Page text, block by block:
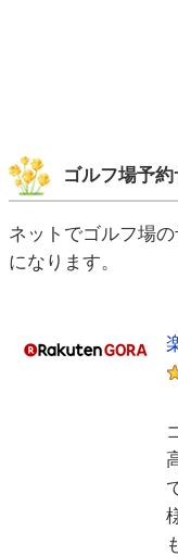
ゴルフ場予
ネットでゴルフ場
になります。